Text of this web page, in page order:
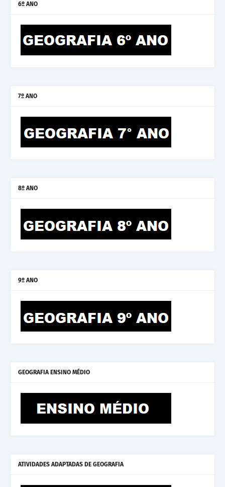
6º ANO
7º ANO
8º ANO
9º ANO
GEOGRAFIA ENSINO MÉDIO
ATIVIDADES ADAPTADAS DE GEOGRAFIA